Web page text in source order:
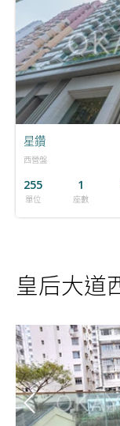
星鑽
西營盤
255
單位
1
座數
皇后大道